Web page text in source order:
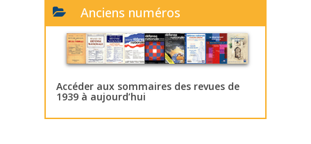
Anciens numéros
Accéder aux sommaires des revues de
1939 à aujourd’hui